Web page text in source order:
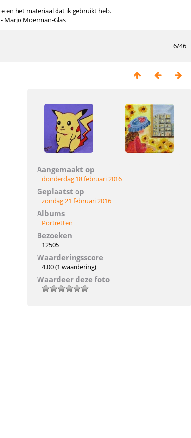
en het materiaal dat ik gebruikt heb.
Marjo Moerman-Glas
6/46
Aangemaakt op
donderdag 18 februari 2016
Geplaatst op
zondag 21 februari 2016
Albums
Portretten
Bezoeken
12505
Waarderingsscore
4.00(1 waardering)
Waardeer deze foto